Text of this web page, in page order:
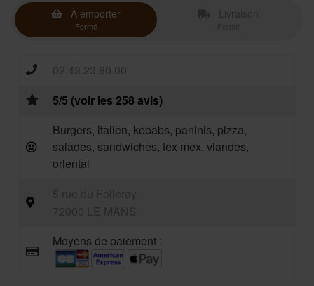
À emporter
Fermé
02.43.23.80.00
5/5 (voir les 258 avis)
Burgers, italien, kebabs, paninis, pizza,
salades, sandwiches, tex mex, viandes,
oriental
Moyens de paiement :